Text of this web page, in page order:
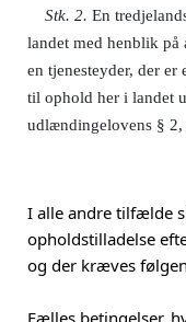
Stk. 2. En
landet med henblik på
en tjenesteyder, der
til ophold her i landet
udlændingelovens § 2,
I alle andre tilfælde
opholdstilladelse
og der kræves